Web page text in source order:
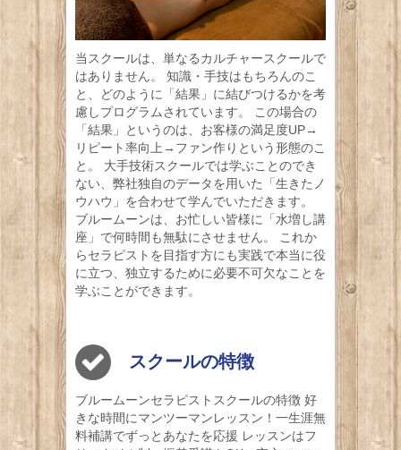
当スクールは、単なるカルチャースクールで
はありません。 知識・手技はもちろんのこ
と、どのように「結果」に結びつけるかを考
慮しプログラムされています。 この場合の
「結果」というのは、お客様の満足度UP→
リピート率向上→ファン作りという形態のこ
と。 大手技術スクールでは学ぶことのでき
ない、弊社独自のデータを用いた「生きたノ
ウハウ」を合わせて学んでいただきます。
ブルームーンは、お忙しい皆様に「水増し講
座」で何時間も無駄にさせません。 これか
らセラピストを目指す方にも実践で本当に役
に立つ、独立するために必要不可欠なことを
学ぶことができます。
スクールの特徴
ブルームーンセラピストスクールの特徴 好
きな時間にマンツーマンレッスン！一生涯無
料補講でずっとあなたを応援 レッスンはフ